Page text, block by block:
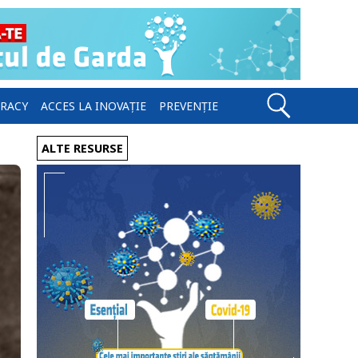
ACCES LA INOVAȚIE PREVENȚIE
ALTE RESURSE